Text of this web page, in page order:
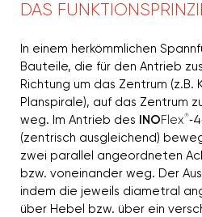
DAS
In einem herkömmlichen
Bauteile, die für den Antrieb
Richtung um das Zentrum (z.B.
Planspirale), auf das Zentrum
weg. Im Antrieb des INOFlex®
(zentrisch ausgleichend)
zwei parallel angeordneten
bzw. voneinander weg. Der
indem die jeweils diametral
über Hebel bzw. über ein